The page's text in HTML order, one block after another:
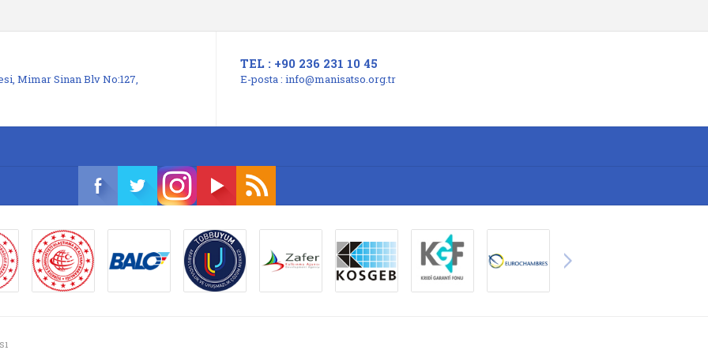
Mimar Sinan Blv No:127,
TEL : +90 236 231 10 45
E-posta : info@manisatso.org.tr